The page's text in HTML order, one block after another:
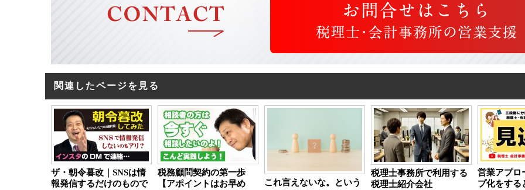
関連したページを見る
ザ・朝令暮改｜SNSは情
報発信するだけのもので
税務顧問契約の第一歩
【アポイントはお早め
これ言えないな。という
税理士事務所で利用する
税理士紹介会社
営業アプロ
プ化をする